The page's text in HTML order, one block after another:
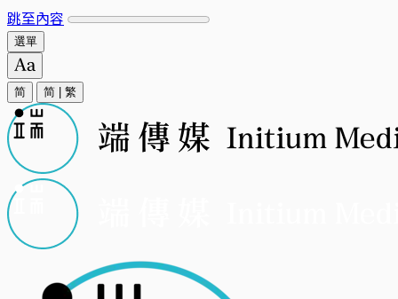
跳至內容
選單
简 简 繁